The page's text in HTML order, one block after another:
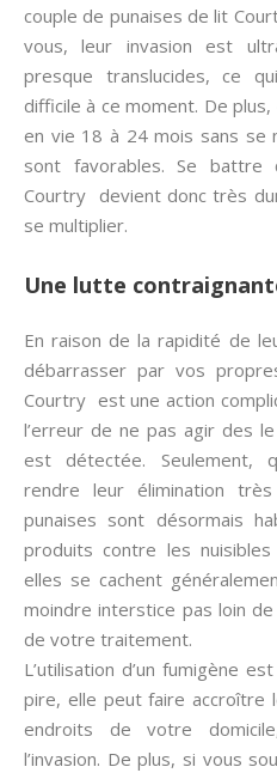
couple de punaises de lit
vous, leur invasion est
presque translucides, ce
difficile à ce moment. De
en vie 18 à 24 mois sans se
sont favorables. Se
Courtry devient donc très
se multiplier.
Une lutte
En raison de la rapidité de
débarrasser par vos
Courtry est une action
l’erreur de ne pas agir des
est détectée. Seulement,
rendre leur élimination
punaises sont désormais
produits contre les
elles se cachent
moindre interstice pas loin
de votre traitement.
L’utilisation d’un fumigène
pire, elle peut faire accroître
endroits de votre
l’invasion. De plus, si vous